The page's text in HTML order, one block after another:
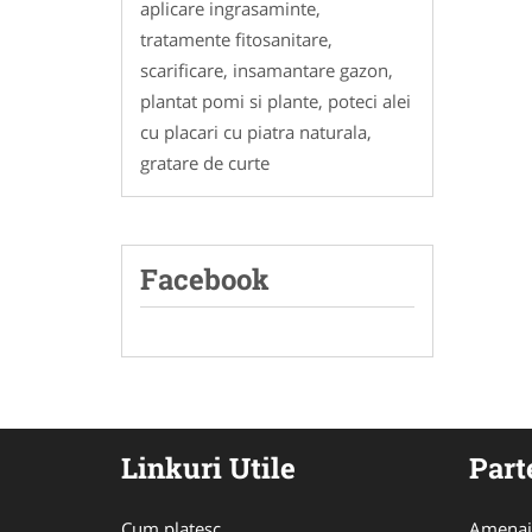
aplicare ingrasaminte,
tratamente fitosanitare,
scarificare, insamantare gazon,
plantat pomi si plante, poteci alei
cu placari cu piatra naturala,
gratare de curte
Facebook
Linkuri Utile